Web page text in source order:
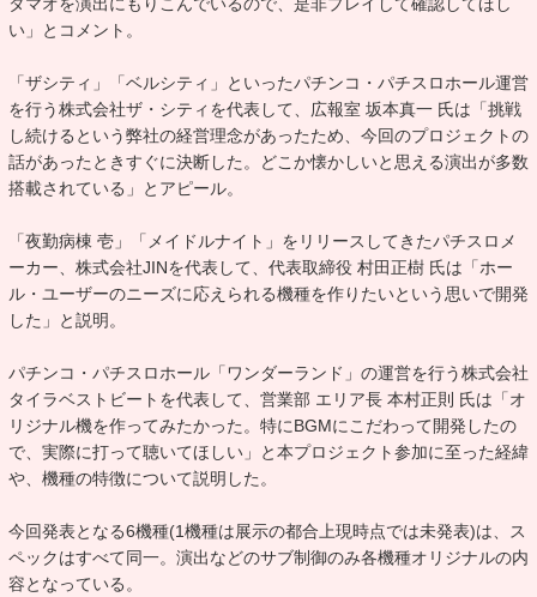
い」とコメント。
「ザシティ」「ベルシティ」といったパチンコ・パチスロホール運営
を行う株式会社ザ・シティを代表して、広報室 坂本真一 氏は「挑戦
し続けるという弊社の経営理念があったため、今回のプロジェクトの
話があったときすぐに決断した。どこか懐かしいと思える演出が多数
搭載されている」とアピール。
「夜勤病棟 壱」「メイドルナイト」をリリースしてきたパチスロメ
ーカー、株式会社JINを代表して、代表取締役 村田正樹 氏は「ホー
ル・ユーザーのニーズに応えられる機種を作りたいという思いで開発
した」と説明。
パチンコ・パチスロホール「ワンダーランド」の運営を行う株式会社
タイラベストビートを代表して、営業部 エリア長 本村正則 氏は「オ
リジナル機を作ってみたかった。特にBGMにこだわって開発したの
で、実際に打って聴いてほしい」と本プロジェクト参加に至った経緯
や、機種の特徴について説明した。
今回発表となる6機種(1機種は展示の都合上現時点では未発表)は、ス
ペックはすべて同一。演出などのサブ制御のみ各機種オリジナルの内
容となっている。